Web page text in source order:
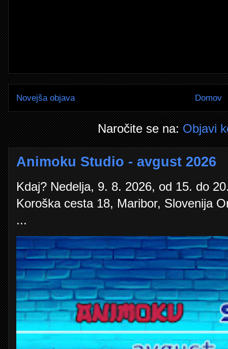
Novejša objava Domov
Naročite se na:Objavi
Animoku Studio - avgust 2026
Kdaj? Nedelja, 9. 8. 2026, od 15. do
Koroška cesta 18, Maribor, Slovenija
...